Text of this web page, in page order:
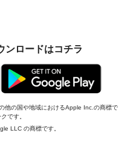
ンロードはコチラ
他の国や地域におけるApple Inc.の商標で
です。
LLC の商標です。